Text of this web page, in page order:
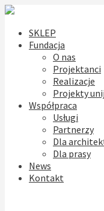
SKLEP
Fundacja
O nas
Projektanci
Realizacje
Projekty
Współpraca
Usługi
Partnerzy
Dla
Dla prasy
News
Kontakt